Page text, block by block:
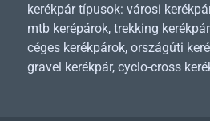
kerékpár típusok: városi
mtb kerépárok, trekking
céges kerékpárok, országúti
gravel kerékpár, cyclo-cross